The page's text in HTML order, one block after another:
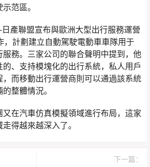
范區。
產聯盟宣布與歐洲大型出行服務運營
，計劃建立自動駕駛電動車車隊用于
服務。三家公司的聯合聲明中提到，他
、支持模塊化的出行系統，私人用戶
，而移動出行運營商則可以通過該系統
整體情況。
又在汽車仿真模擬領域進行布局，這家
得越來越深入了。
下一篇：